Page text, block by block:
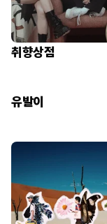
취향상점
유발이